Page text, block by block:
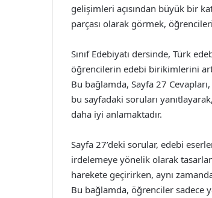
gelişimleri açısından büyük bir
parçası olarak görmek,
Sınıf Edebiyatı dersinde, Türk
öğrencilerin edebi birikimlerini
Bu bağlamda, Sayfa 27
bu sayfadaki soruları
daha iyi anlamaktadır.
Sayfa 27’deki sorular, edebi
irdelemeye yönelik olarak
harekete geçirirken, aynı
Bu bağlamda, öğrenciler sadece